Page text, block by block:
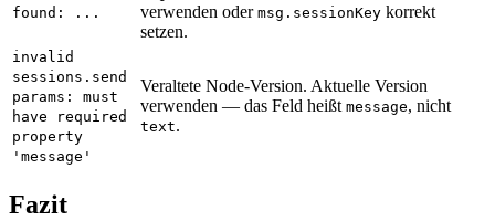
found: ...
verwenden oder msg.sessionKey korrekt
setzen.
invalid
sessions.send
params: must
have required
property
'message'
Veraltete Node-Version. Aktuelle Version
verwenden — das Feld heißt message, nicht
text.
Fazit